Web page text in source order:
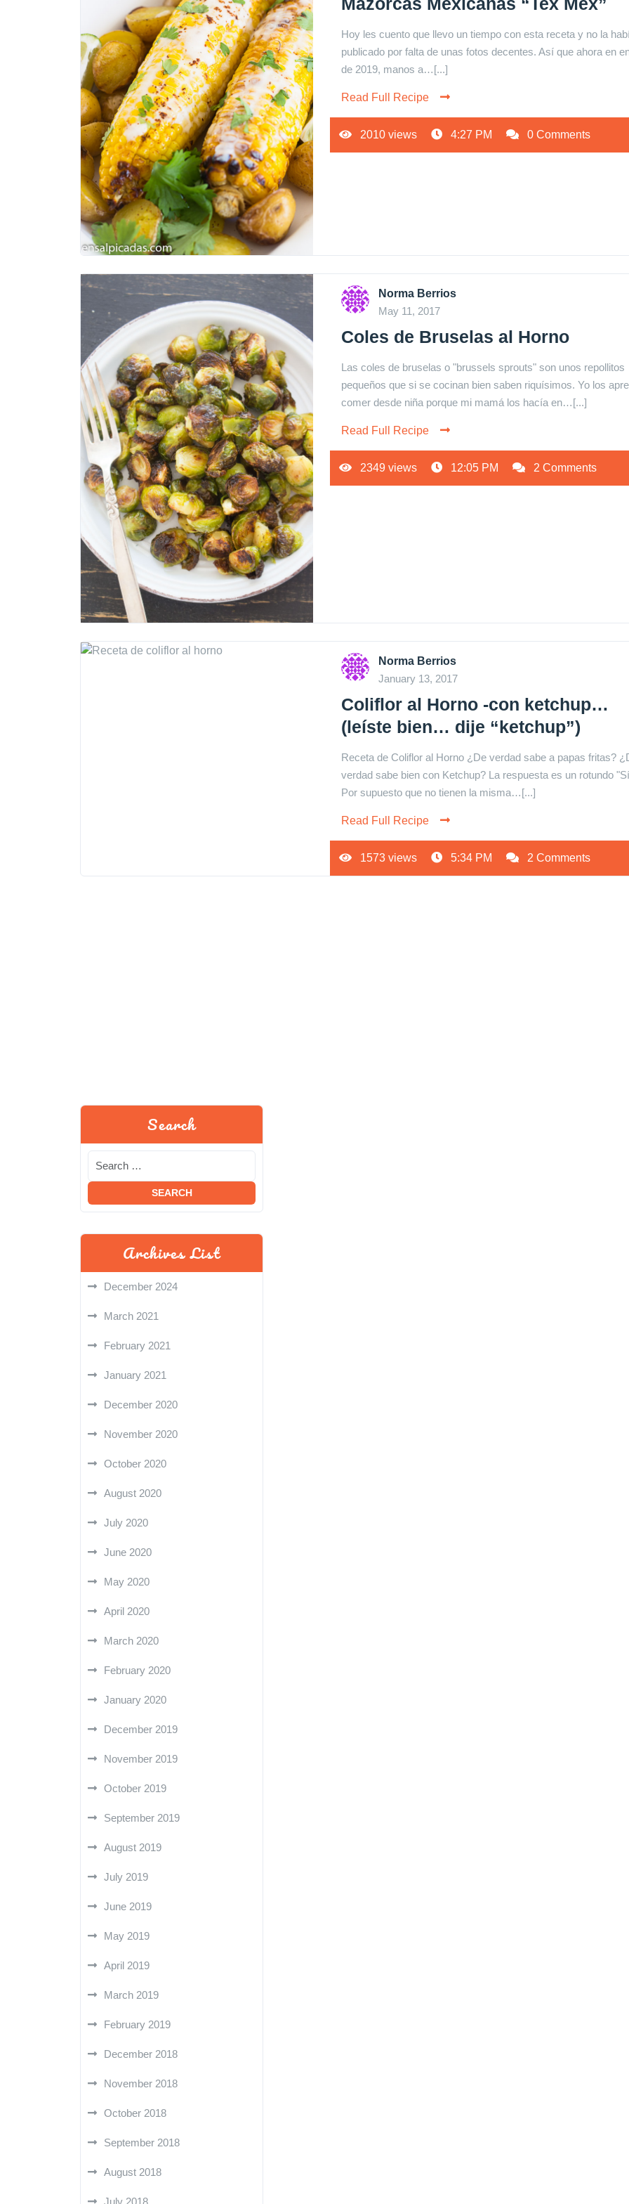
Hoy les cuento que llevo un tiempo con esta receta y no la
publicado por falta de unas fotos decentes. Así que ahora en
de 2019, manos a…[...]
Read Full Recipe
2010 views 4:27 PM 0 Comments
Norma Berrios
May 11, 2017
Coles de Bruselas al Horno
Las coles de bruselas o "brussels sprouts" son unos repollitos
pequeños que si se cocinan bien saben riquísimos. Yo los
comer desde niña porque mi mamá los hacía en…[...]
Read Full Recipe
2349 views 12:05 PM 2 Comments
Norma Berrios
January 13, 2017
Coliflor al Horno -con ketchup…
(leíste bien… dije “ketchup”)
Receta de Coliflor al Horno ¿De verdad sabe a papas fritas?
verdad sabe bien con Ketchup? La respuesta es un rotundo
Por supuesto que no tienen la misma…[...]
Read Full Recipe
1573 views 5:34 PM 2 Comments
Search
Archives List
December 2024
March 2021
February 2021
January 2021
December 2020
November 2020
October 2020
August 2020
July 2020
June 2020
May 2020
April 2020
March 2020
February 2020
January 2020
December 2019
November 2019
October 2019
September 2019
August 2019
July 2019
June 2019
May 2019
April 2019
March 2019
February 2019
December 2018
November 2018
October 2018
September 2018
August 2018